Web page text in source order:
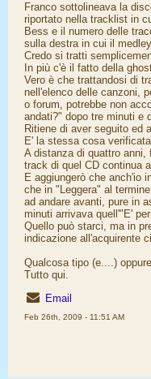
Franco sottolineava la
riportato nella tracklist in
Bess e il numero delle
sulla destra in cui il
Credo si tratti
In più c'è il fatto della
Vero è che trattandosi di
nell'elenco delle canzoni,
o forum, potrebbe non
andati?" dopo tre minuti e
Ritiene di aver seguito ed
E' la stessa cosa
A distanza di quattro
track di quel CD continua
E aggiungerò che anch'io
che in "Leggera" al
ad andare avanti, pure in
minuti arrivava quell'"E'
Quello può starci, ma in
indicazione all'acquirente
Qualcosa tipo (e....)
Tutto qui.
Email
Feb 26th, 2009 - 11:51 AM